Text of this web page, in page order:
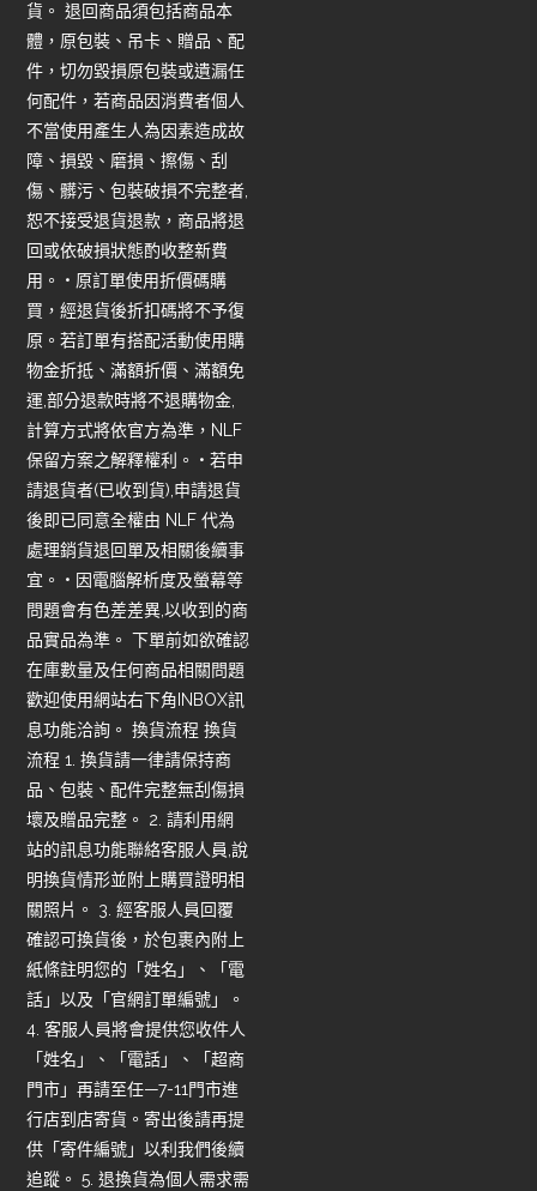
貨。 退回商品須包括商品本
體，原包裝、吊卡、贈品、配
件，切勿毀損原包裝或遺漏任
何配件，若商品因消費者個人
不當使用產生人為因素造成故
障、損毀、磨損、擦傷、刮
傷、髒污、包裝破損不完整者,
恕不接受退貨退款，商品將退
回或依破損狀態酌收整新費
用。 • 原訂單使用折價碼購
買，經退貨後折扣碼將不予復
原。若訂單有搭配活動使用購
物金折抵、滿額折價、滿額免
運,部分退款時將不退購物金,
計算方式將依官方為準，NLF
保留方案之解釋權利。 • 若申
請退貨者(已收到貨),申請退貨
後即已同意全權由 NLF 代為
處理銷貨退回單及相關後續事
宜。 • 因電腦解析度及螢幕等
問題會有色差差異,以收到的商
品實品為準。 下單前如欲確認
在庫數量及任何商品相關問題
歡迎使用網站右下角INBOX訊
息功能洽詢。 換貨流程 換貨
流程 1. 換貨請一律請保持商
品、包裝、配件完整無刮傷損
壞及贈品完整。 2. 請利用網
站的訊息功能聯絡客服人員,說
明換貨情形並附上購買證明相
關照片。 3. 經客服人員回覆
確認可換貨後，於包裹內附上
紙條註明您的「姓名」、「電
話」以及「官網訂單編號」。
4. 客服人員將會提供您收件人
「姓名」、「電話」、「超商
門市」再請至任—7-11門市進
行店到店寄貨。寄出後請再提
供「寄件編號」以利我們後續
追蹤。 5. 退換貨為個人需求需